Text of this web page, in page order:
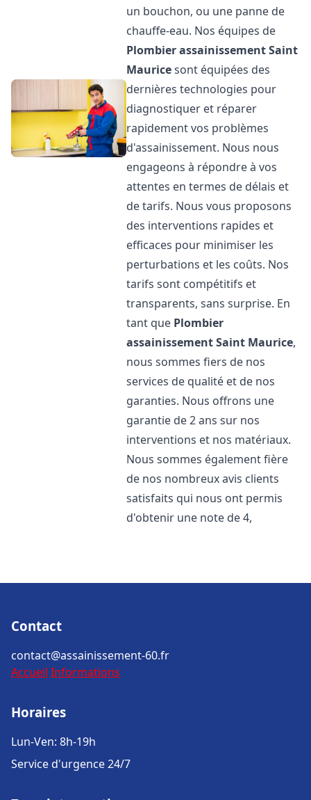
un bouchon, ou une panne de
chauffe-eau. Nos équipes de
Plombier assainissementSaint
Mauricesont équipées des
dernières technologies pour
diagnostiquer et réparer
rapidement vos problèmes
d'assainissement. Nous nous
engageons à répondre à vos
attentes en termes de délais et
de tarifs. Nous vous proposons
des interventions rapides et
efficaces pour minimiser les
perturbations et les coûts. Nos
tarifs sont compétitifs et
transparents, sans surprise. En
tant que Plombier
assainissementSaint Maurice,
nous sommes fiers de nos
services de qualité et de nos
garanties. Nous offrons une
garantie de 2 ans sur nos
interventions et nos matériaux.
Nous sommes également fière
de nos nombreux avis clients
satisfaits qui nous ont permis
d'obtenir une note de 4,
Contact
contact@assainissement-60.fr
Accueil Informations
Horaires
Lun-Ven: 8h-19h
Service d'urgence 24/7